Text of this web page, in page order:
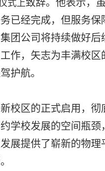
式上致辞。他表示，
已经完成，但服务保
团公司将持续做好后
作，矢志为丰满校区
护航。
区的正式启用，彻
学校发展的空间瓶颈
展提供了崭新的物理